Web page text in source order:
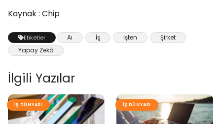
Kaynak : Chip
Etiketler Aı İş İşten
Şirket
Yapay Zekâ
İlgili Yazılar
İŞ DÜNYASI İŞ DÜNYASI